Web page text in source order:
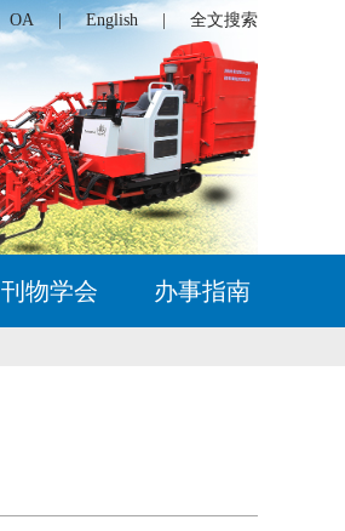
OA English 全文搜索
刊物学会 办事指南